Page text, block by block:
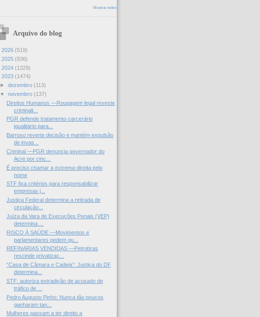
Mostrar todos
Arquivo do blog
2026 (519)
2025 (836)
2024 (1329)
2023 (1474)
► dezembro (113)
▼ novembro (137)
Direitos Humanos —Roupagem legal reveste
criminali...
PGR defende tratamento carcerário
igualitário para...
Barroso reverte decisão e mantém expulsão
de invas...
Criminal —PGR denuncia governador do
Acre por cinc...
É preciso chamar a extrema-direita pelo
nome
STF fixa critérios para responsabilizar
empresas j...
Justiça Federal determina a retirada de
circulação...
Juíza da Vara de Execuções Penais (VEP)
determina ...
RISCO À SAÚDE —Movimentos e
parlamentares pedem qu...
REFINARIAS VENDIDAS —Petrobras
rescinde privatizaç...
“Casa de Câmara e Cadeia”: Justiça do DF
determina...
STF: autoriza extradição de acusado de
tráfico de ...
Pedro Augusto Pinho: Nunca tão poucos
ganharam tan...
Mulheres passam a ter direito a